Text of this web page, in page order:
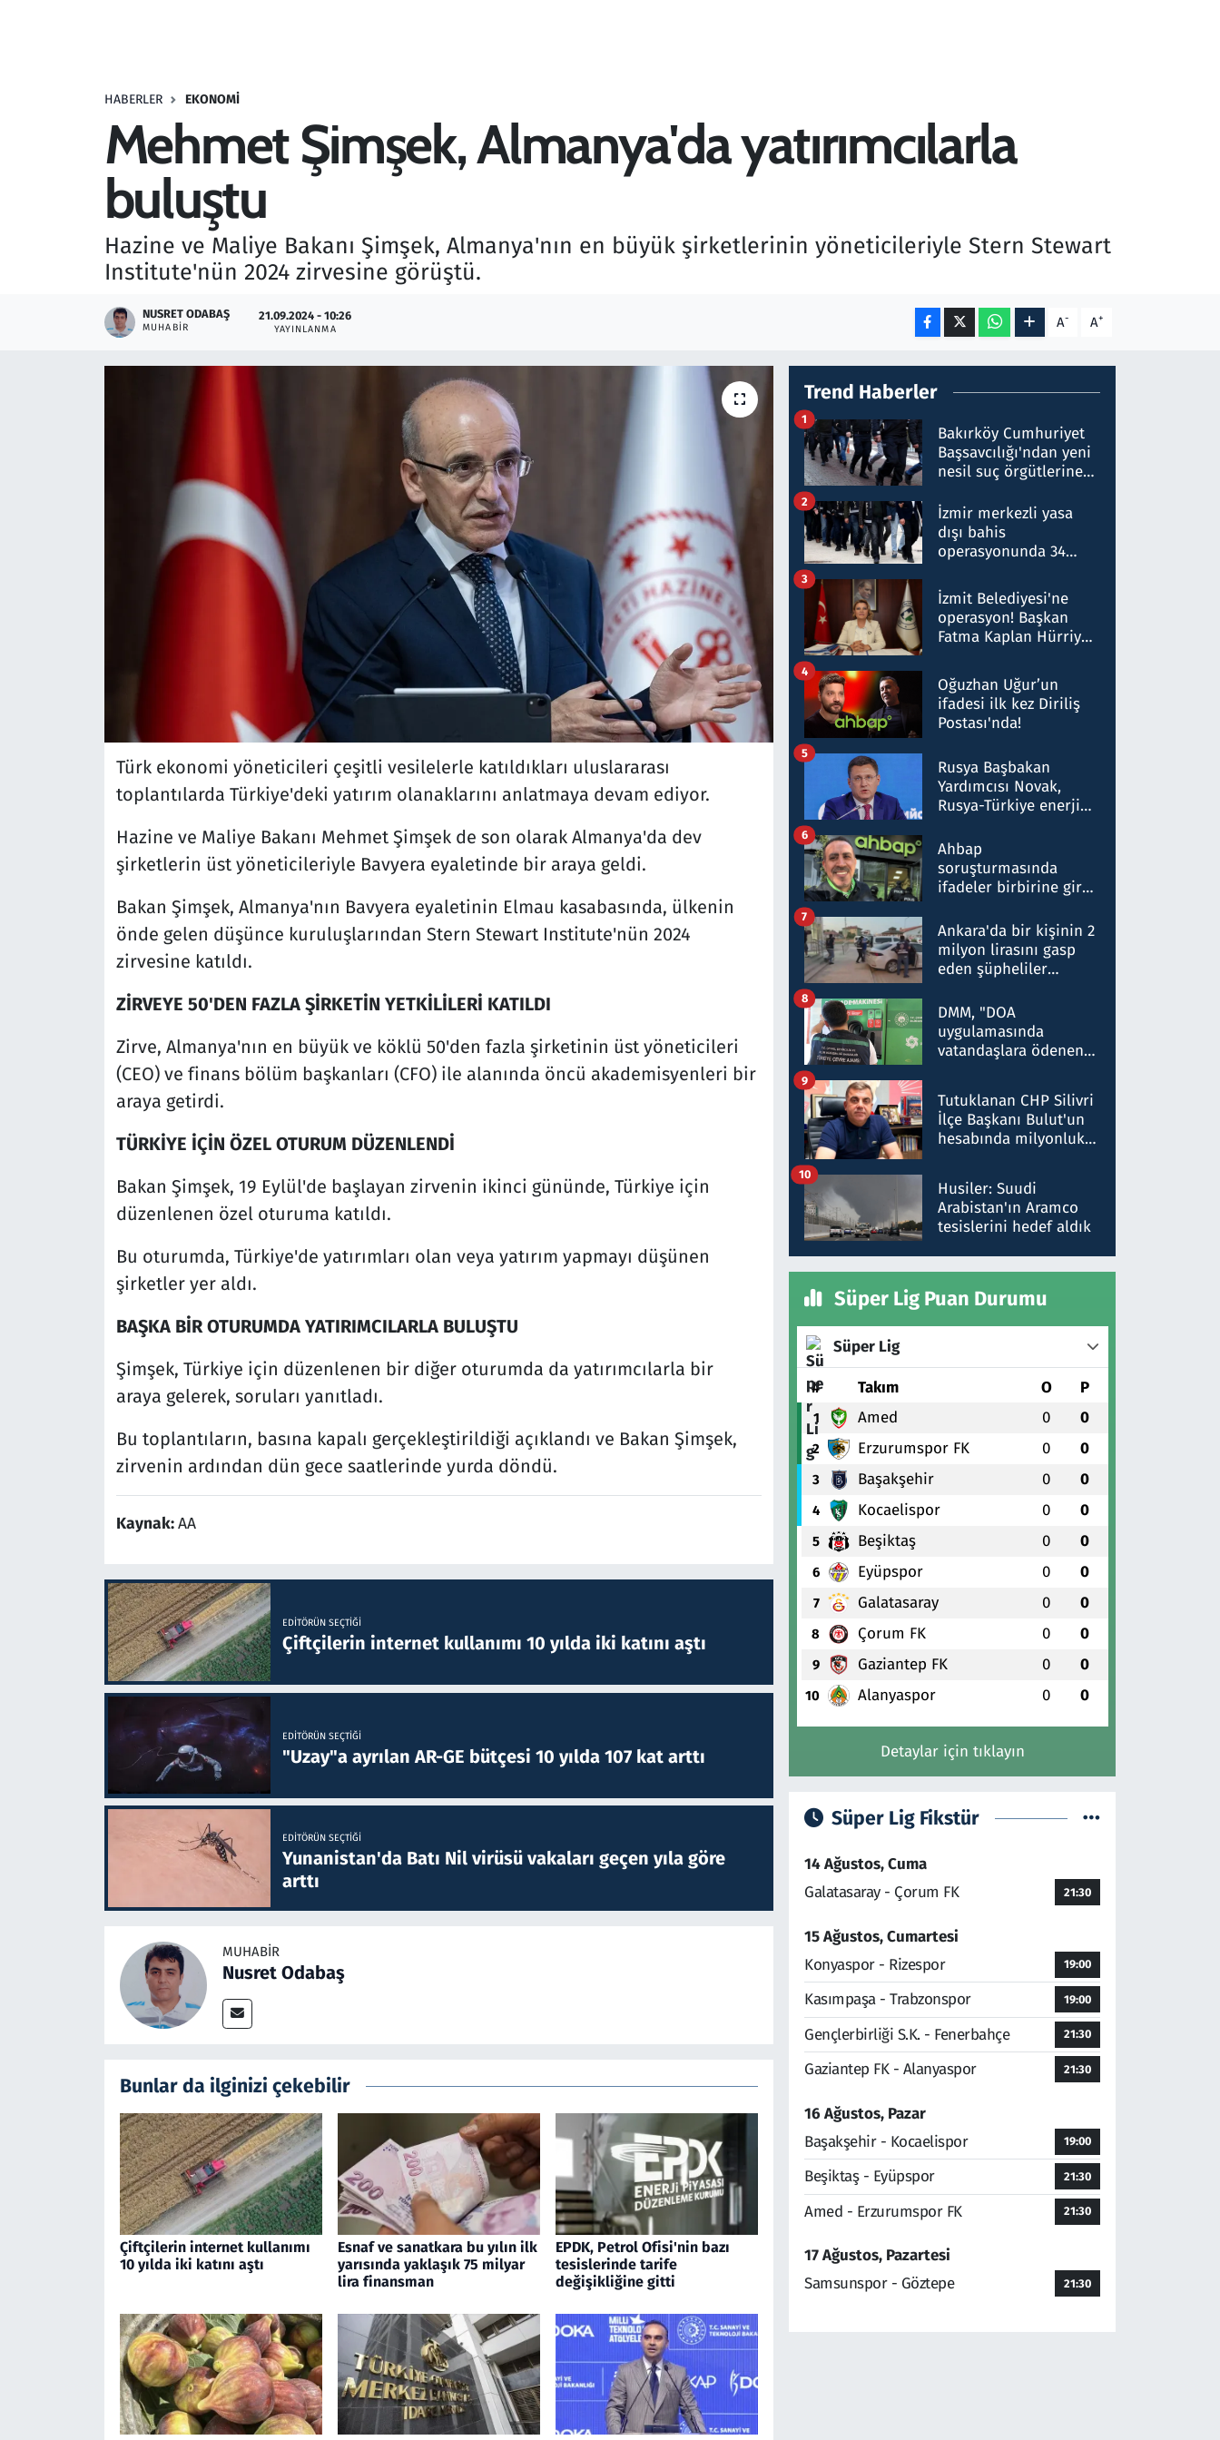
HABERLER EKONOMI
Mehmet Şimşek, Almanya'da yatırımcılarla
buluştu
Hazine ve Maliye Bakanı Şimşek, Almanya'nın en büyük şirketlerinin yöneticileriyle Stern Stewart
Institute'nün 2024 zirvesine görüştü.
NUSRET ODABAŞ
MUHABIR
21.09.2024 - 10:26
YAYINLANMA A- A+
Türk ekonomi yöneticileri çeşitli vesilelerle katıldıkları uluslararası
toplantılarda Türkiye'deki yatırım olanaklarını anlatmaya devam ediyor.
Hazine ve Maliye Bakanı Mehmet Şimşek de son olarak Almanya'da dev
şirketlerin üst yöneticileriyle Bavyera eyaletinde bir araya geldi.
Bakan Şimşek, Almanya'nın Bavyera eyaletinin Elmau kasabasında, ülkenin
önde gelen düşünce kuruluşlarından Stern Stewart Institute'nün 2024
zirvesine katıldı.
ZİRVEYE 50'DEN FAZLA ŞİRKETİN YETKİLİLERİ KATILDI
Zirve, Almanya'nın en büyük ve köklü 50'den fazla şirketinin üst yöneticileri
(CEO) ve finans bölüm başkanları (CFO) ile alanında öncü akademisyenleri bir
araya getirdi.
TÜRKİYE İÇİN ÖZEL OTURUM DÜZENLENDİ
Bakan Şimşek, 19 Eylül'de başlayan zirvenin ikinci gününde, Türkiye için
düzenlenen özel oturuma katıldı.
Bu oturumda, Türkiye'de yatırımları olan veya yatırım yapmayı düşünen
şirketler yer aldı.
BAŞKA BİR OTURUMDA YATIRIMCILARLA BULUŞTU
Şimşek, Türkiye için düzenlenen bir diğer oturumda da yatırımcılarla bir
araya gelerek, soruları yanıtladı.
Bu toplantıların, basına kapalı gerçekleştirildiği açıklandı ve Bakan Şimşek,
zirvenin ardından dün gece saatlerinde yurda döndü.
Kaynak:AA
EDITÖRÜN SEÇTIĞI
Çiftçilerin internet kullanımı 10 yılda iki katını aştı
EDITÖRÜN SEÇTIĞI
"Uzay"a ayrılan AR-GE bütçesi 10 yılda 107 kat arttı
EDITÖRÜN SEÇTIĞI
Yunanistan'da Batı Nil virüsü vakaları geçen yıla göre
arttı
MUHABIR
Nusret Odabaş
Bunlar da ilginizi çekebilir
Çiftçilerin internet kullanımı
10 yılda iki katını aştı
Esnaf ve sanatkara bu yılın ilk
yarısında yaklaşık 75 milyar
lira finansman
EPDK, Petrol Ofisi'nin bazı
tesislerinde tarife
değişikliğine gitti
Trend Haberler
Bakırköy Cumhuriyet
Başsavcılığı'ndan yeni
nesil suç örgütlerine
hakkında gözaltı kararı
1
İzmir merkezli yasa
dışı bahis
operasyonunda 34
Milyar liralık para
trafiği tespit edildi
2
İzmit Belediyesi'ne
operasyon! Başkan
Fatma Kaplan Hürriyet
3
Oğuzhan Uğur’un
ifadesi ilk kez Diriliş
Postası'nda!
4
Rusya Başbakan
Yardımcısı Novak,
Rusya-Türkiye enerji
nitelikte olduğunu
belirtti
5
Ahbap
soruşturmasında
ifadeler birbirine girdi:
ifadelerinden ortaya
çıkan tablo şok etti
6
Ankara'da bir kişinin 2
milyon lirasını gasp
eden şüpheliler
7
DMM, "DOA
uygulamasında
vatandaşlara ödenen
düşürüldüğü" iddiasını
yalanladı
8
Tutuklanan CHP Silivri
İlçe Başkanı Bulut'un
hesabında milyonluk
talimat verdi, ben
gönderdim
9
Husiler: Suudi
Arabistan'ın Aramco
tesislerini hedef aldık
10
Süper Lig Puan Durumu
Süper Lig
# Takım O P
1 Amed 0 0
2 Erzurumspor FK 0 0
3 Başakşehir 0 0
4 Kocaelispor 0 0
5 Beşiktaş 0 0
6 Eyüpspor 0 0
7 Galatasaray 0 0
8 Çorum FK 0 0
9 Gaziantep FK 0 0
10 Alanyaspor 0 0
Detaylar için tıklayın
Süper Lig Fikstür
14 Ağustos, Cuma
Galatasaray - Çorum FK
21:30
15 Ağustos, Cumartesi
Konyaspor - Rizespor
19:00
Kasımpaşa - Trabzonspor 19:00
Gençlerbirliği S.K. - Fenerbahçe 21:30
Gaziantep FK - Alanyaspor 21:30
16 Ağustos, Pazar
Başakşehir - Kocaelispor
19:00
Beşiktaş - Eyüpspor 21:30
Amed - Erzurumspor FK 21:30
17 Ağustos, Pazartesi
Samsunspor - Göztepe
21:30
Savunma Sanayi
Teknoloji ve Bilim
Televizyon